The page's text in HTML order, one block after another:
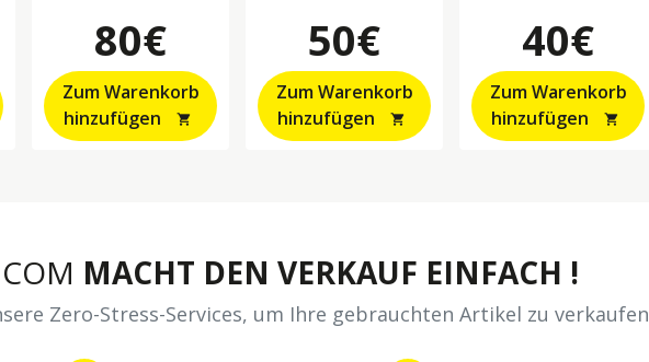
80€
Zum Warenkorb
hinzufügen
shopping_cart
50€
Zum Warenkorb
hinzufügen
shopping_cart
40€
Zum Warenkorb
hinzufügen
shopping_cart
MACHT DEN VERKAUF EINFACH !
Zero-Stress-Services, um Ihre gebrauchten Artikel zu verkaufen